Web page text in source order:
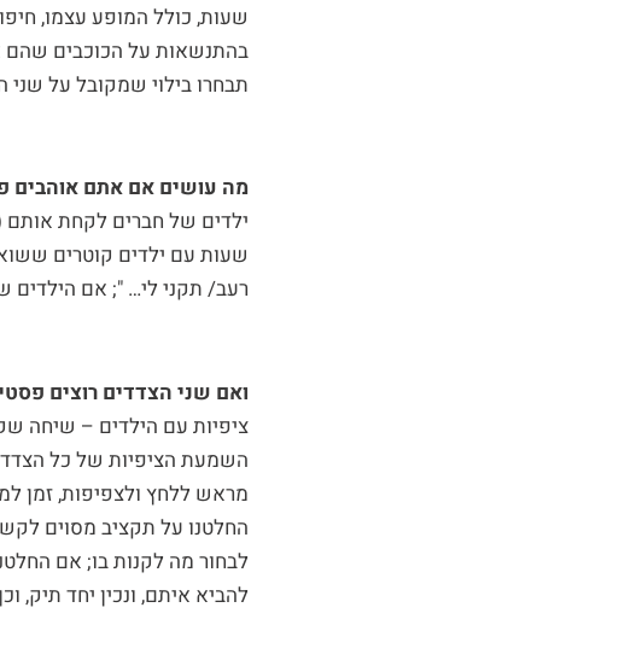
שעות, כולל המופע עצמו,
בהתנשאות על הכוכבים שהם
תבחרו בילוי שמקובל על
מה עושים אם אתם אוהבים
ילדים של חברים לקחת
שעות עם ילדים קוטרים
רעב/ תקני לי… "; אם הילדים
ואם שני הצדדים רוצים
ציפיות עם הילדים – שיחה
השמעת הציפיות של כל
מראש ללחץ ולצפיפות, זמן
החלטנו על תקציב מסוים
לבחור מה לקנות בו; אם
להביא איתם, ונכין יחד